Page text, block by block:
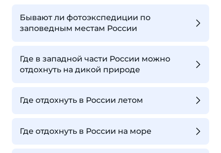
Бывают ли фотоэкспедиции по
заповедным местам России
Где в западной части России можно
отдохнуть на дикой природе
Где отдохнуть в России летом
Где отдохнуть в России на море